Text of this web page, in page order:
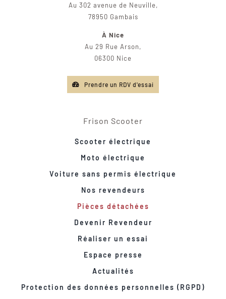
Au 302 avenue de Neuville,
78950 Gambais
À Nice
Au 29 Rue Arson,
06300 Nice
Prendre un RDV d'essai
Frison Scooter
Scooter électrique
Moto électrique
Voiture sans permis électrique
Nos revendeurs
Pièces détachées
Devenir Revendeur
Réaliser un essai
Espace presse
Actualités
Protection des données personnelles (RGPD)